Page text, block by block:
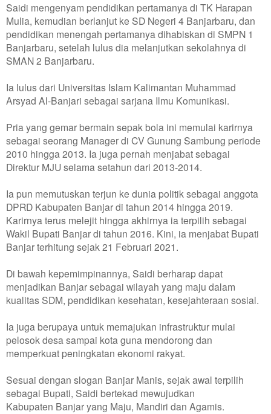
Saidi mengenyam pendidikan pertamanya di TK Harapan
Mulia, kemudian berlanjut ke SD Negeri 4 Banjarbaru, dan
pendidikan menengah pertamanya dihabiskan di SMPN 1
Banjarbaru, setelah lulus dia melanjutkan sekolahnya di
SMAN 2 Banjarbaru.
Ia lulus dari Universitas Islam Kalimantan Muhammad
Arsyad Al-Banjari sebagai sarjana Ilmu Komunikasi.
Pria yang gemar bermain sepak bola ini memulai karirnya
sebagai seorang Manager di CV Gunung Sambung periode
2010 hingga 2013. Ia juga pernah menjabat sebagai
Direktur MJU selama setahun dari 2013-2014.
Ia pun memutuskan terjun ke dunia politik sebagai anggota
DPRD Kabupaten Banjar di tahun 2014 hingga 2019.
Karirnya terus melejit hingga akhirnya ia terpilih sebagai
Wakil Bupati Banjar di tahun 2016. Kini, ia menjabat Bupati
Banjar terhitung sejak 21 Februari 2021.
Di bawah kepemimpinannya, Saidi berharap dapat
menjadikan Banjar sebagai wilayah yang maju dalam
kualitas SDM, pendidikan kesehatan, kesejahteraan sosial.
Ia juga berupaya untuk memajukan infrastruktur mulai
pelosok desa sampai kota guna mendorong dan
memperkuat peningkatan ekonomi rakyat.
Sesuai dengan slogan Banjar Manis, sejak awal terpilih
sebagai Bupati, Saidi bertekad mewujudkan
Kabupaten Banjar yang Maju, Mandiri dan Agamis.